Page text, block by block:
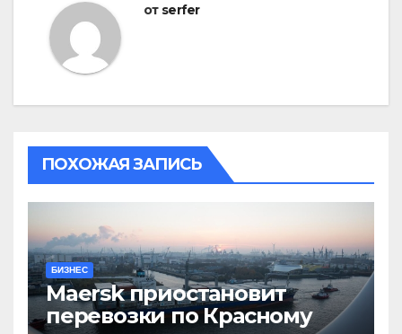
от serfer
ПОХОЖАЯ ЗАПИСЬ
БИЗНЕС
Maersk приостановит
перевозки по Красному